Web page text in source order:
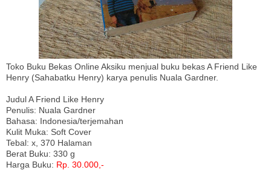
Toko Buku Bekas Online Aksiku menjual buku bekas A Friend Like
Henry (Sahabatku Henry) karya penulis Nuala Gardner.
Judul A Friend Like Henry
Penulis: Nuala Gardner
Bahasa: Indonesia/terjemahan
Kulit Muka: Soft Cover
Tebal: x, 370 Halaman
Berat Buku: 330 g
Harga Buku: Rp. 30.000,-